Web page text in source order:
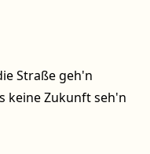
Straße geh'n
keine Zukunft seh'n